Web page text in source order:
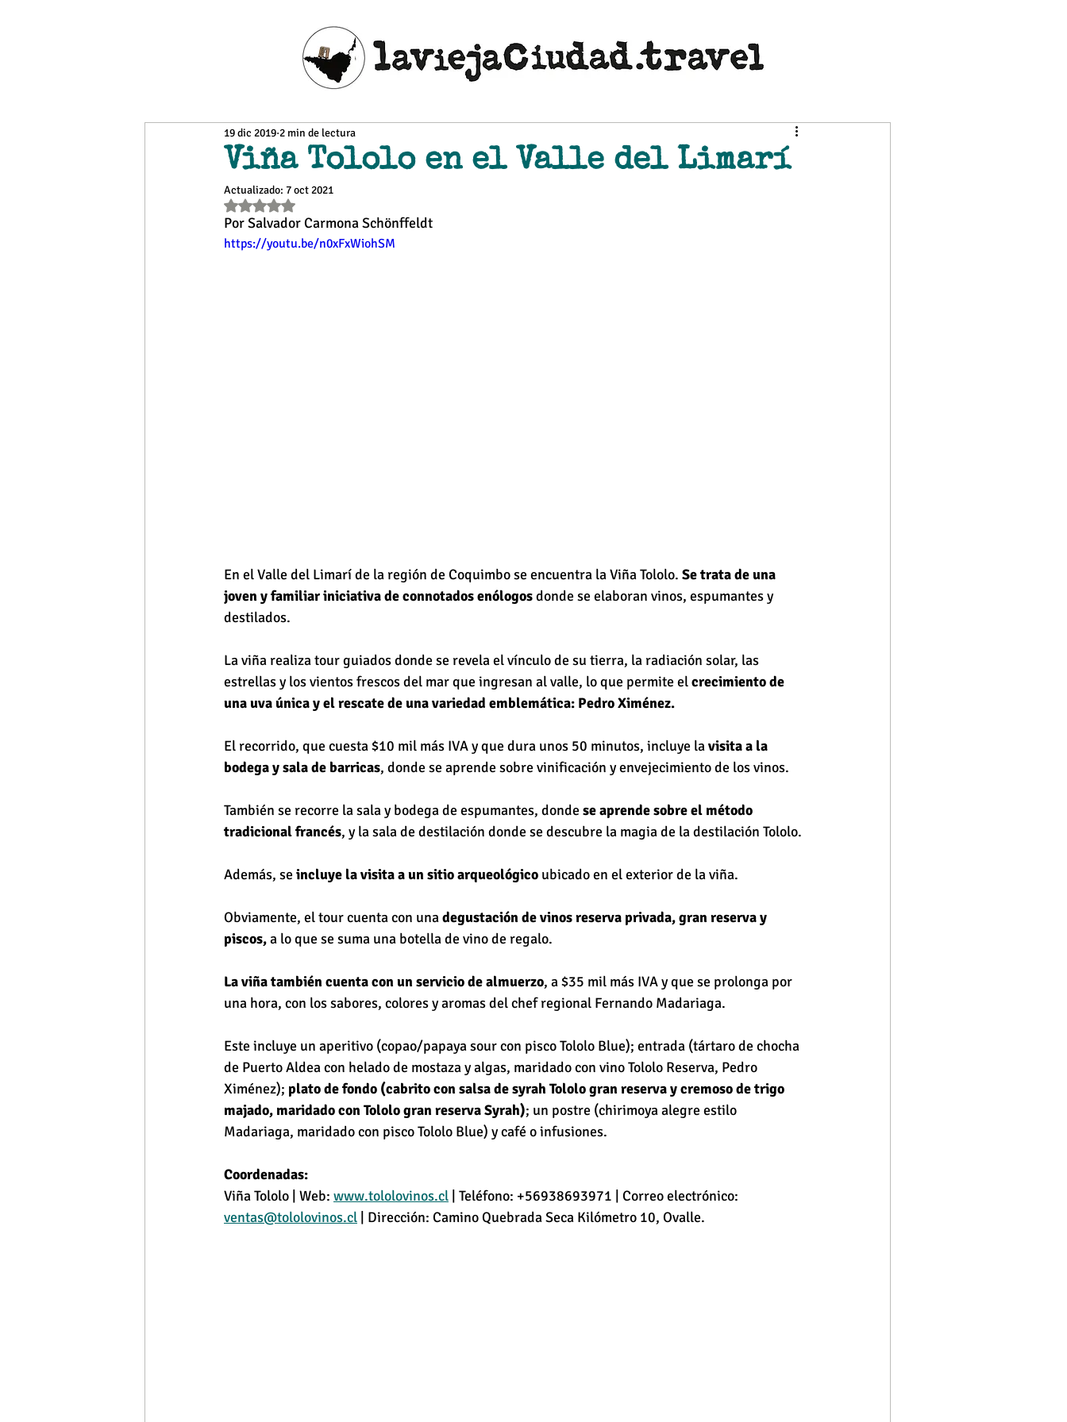
Viña Tololo en el Valle del Limarí
19 dic 2019 2 min de lectura
Actualizado: 7 oct 2021
Obtuvo NaN de 5 estrellas.
Por Salvador Carmona Schönffeldt
https://youtu.be/n0xFxWiohSM
En el Valle del Limarí de la región de Coquimbo se encuentra la Viña Tololo. Se trata de una
joven y familiar iniciativa de connotados enólogos donde se elaboran vinos, espumantes y
destilados.
La viña realiza tour guiados donde se revela el vínculo de su tierra, la radiación solar, las
estrellas y los vientos frescos del mar que ingresan al valle, lo que permite el crecimiento de
una uva única y el rescate de una variedad emblemática: Pedro Ximénez.
El recorrido, que cuesta $10 mil más IVA y que dura unos 50 minutos, incluye la visita a la
bodega y sala de barricas, donde se aprende sobre vinificación y envejecimiento de los vinos.
También se recorre la sala y bodega de espumantes, donde se aprende sobre el método
tradicional francés, y la sala de destilación donde se descubre la magia de la destilación Tololo.
Además, se incluye la visita a un sitio arqueológico ubicado en el exterior de la viña.
Obviamente, el tour cuenta con una degustación de vinos reserva privada, gran reserva y
piscos, a lo que se suma una botella de vino de regalo.
La viña también cuenta con un servicio de almuerzo, a $35 mil más IVA y que se prolonga por
una hora, con los sabores, colores y aromas del chef regional Fernando Madariaga.
Este incluye un aperitivo (copao/papaya sour con pisco Tololo Blue); entrada (tártaro de chocha
de Puerto Aldea con helado de mostaza y algas, maridado con vino Tololo Reserva, Pedro
Ximénez); plato de fondo (cabrito con salsa de syrah Tololo gran reserva y cremoso de trigo
majado, maridado con Tololo gran reserva Syrah); un postre (chirimoya alegre estilo
Madariaga, maridado con pisco Tololo Blue) y café o infusiones.
Coordenadas:
Viña Tololo | Web: www.tololovinos.cl | Teléfono: +56938693971 | Correo electrónico:
ventas@tololovinos.cl | Dirección: Camino Quebrada Seca Kilómetro 10, Ovalle.